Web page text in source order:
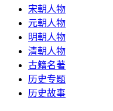
宋朝人物
元朝人物
明朝人物
清朝人物
古籍名著
历史专题
历史故事